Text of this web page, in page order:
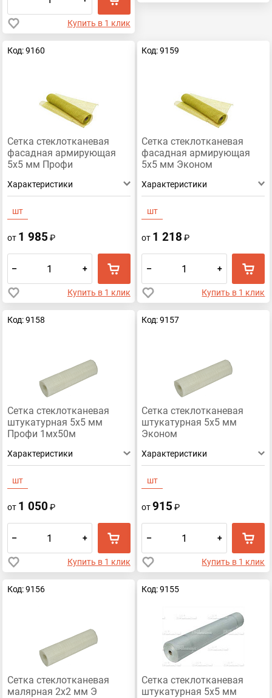
Купить в 1 клик
Код: 9160
Сетка стеклотканевая
фасадная армирующая
5х5 мм Профи
Характеристики
шт
от 1 985 ₽
– +
Купить в 1 клик
Код: 9159
Сетка стеклотканевая
фасадная армирующая
5х5 мм Эконом
Характеристики
шт
от 1 218 ₽
– +
Купить в 1 клик
Код: 9158
Сетка стеклотканевая
штукатурная 5х5 мм
Профи 1мх50м
Характеристики
шт
от 1 050 ₽
– +
Купить в 1 клик
Код: 9157
Сетка стеклотканевая
штукатурная 5х5 мм
Эконом
Характеристики
шт
от915 ₽
– +
Купить в 1 клик
Код: 9156
Сетка стеклотканевая
малярная 2х2 мм Э
Код: 9155
Сетка стеклотканевая
штукатурная 5х5 мм